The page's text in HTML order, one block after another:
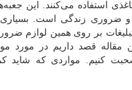
استفاده می‌کنند. این
ضروری زندگی است. بسیاری
بر روی همین لوازم
مقاله قصد داریم در مورد
کنیم. مواردی که شاید